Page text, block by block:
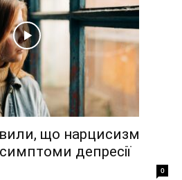
що нарцисизм
депресії
0